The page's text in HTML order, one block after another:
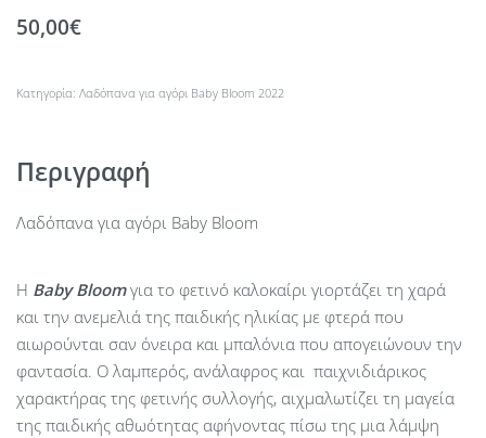
50,00€
Κατηγορία: Λαδόπανα για αγόρι Baby Bloom 2022
Περιγραφή
Λαδόπανα για αγόρι Baby Bloom
Η Baby Bloom για το φετινό καλοκαίρι γιορτάζει τη χαρά
και την ανεμελιά της παιδικής ηλικίας με φτερά που
αιωρούνται σαν όνειρα και μπαλόνια που απογειώνουν την
φαντασία. Ο λαμπερός, ανάλαφρος και παιχνιδιάρικος
χαρακτήρας της φετινής συλλογής, αιχμαλωτίζει τη μαγεία
της παιδικής αθωότητας αφήνοντας πίσω της μια λάμψη